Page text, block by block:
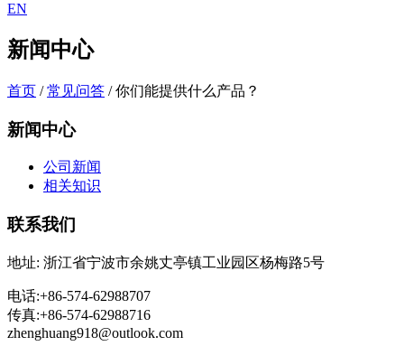
EN
新闻中心
首页 /常见问答 /你们能提供什么产品？
新闻中心
公司新闻
相关知识
联系我们
地址: 浙江省宁波市余姚丈亭镇工业园区杨梅路5号
电话:+86-574-62988707
传真:+86-574-62988716
zhenghuang918@outlook.com